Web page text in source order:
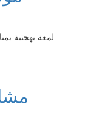
لمعة بهجتية